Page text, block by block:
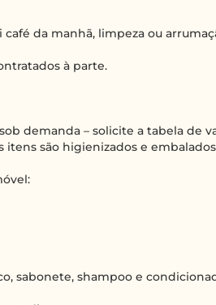
da manhã, limpeza ou
à parte.
demanda – solicite a tabela de
itens são higienizados e
sabonete, shampoo e